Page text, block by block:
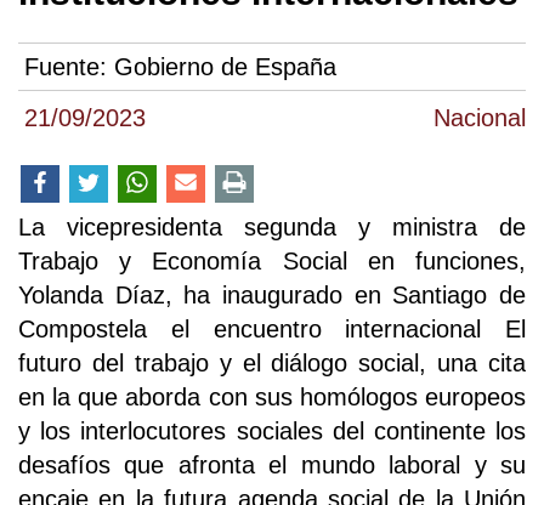
21/09/2023 Nacional
Fuente: Gobierno de España
La vicepresidenta segunda y ministra de
Trabajo y Economía Social en funciones,
Yolanda Díaz, ha inaugurado en Santiago de
Compostela el encuentro internacional El
futuro del trabajo y el diálogo social, una cita
en la que aborda con sus homólogos europeos
y los interlocutores sociales del continente los
desafíos que afronta el mundo laboral y su
encaje en la futura agenda social de la Unión